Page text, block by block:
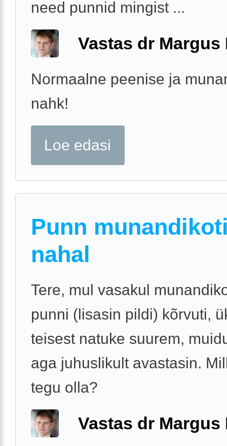
need punnid mingist ...
Vastas dr Margus
Normaalne peenise ja
nahk!
Loe edasi
Punn
nahal
Tere, mul vasakul
punni (lisasin pildi) kõrvuti,
teisest natuke suurem,
aga juhuslikult avastasin.
tegu olla?
Vastas dr Margus